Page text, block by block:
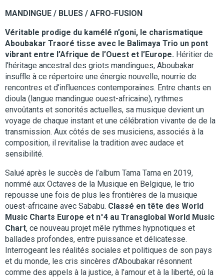
MANDINGUE / BLUES / AFRO-FUSION
Véritable prodige du kamélé n’goni, le charismatique
Aboubakar Traoré tisse avec le Balimaya Trio un pont
vibrant entre l’Afrique de l’Ouest et l’Europe. Héritier de
l’héritage ancestral des griots mandingues, Aboubakar
insuffle à ce répertoire une énergie nouvelle, nourrie de
rencontres et d’influences contemporaines. Entre chants en
dioula (langue mandingue ouest-africaine), rythmes
envoûtants et sonorités actuelles, sa musique devient un
voyage de chaque instant et une célébration vivante de de la
transmission. Aux côtés de ses musiciens, associés à la
composition, il revitalise la tradition avec audace et
sensibilité.
Salué après le succès de l’album Tama Tama en 2019,
nommé aux Octaves de la Musique en Belgique, le trio
repousse une fois de plus les frontières de la musique
ouest-africaine avec Sababu. Classé en tête des World
Music Charts Europe et n°4 au Transglobal World Music
Chart, ce nouveau projet mêle rythmes hypnotiques et
ballades profondes, entre puissance et délicatesse.
Interrogeant les réalités sociales et politiques de son pays
et du monde, les cris sincères d’Aboubakar résonnent
comme des appels à la justice, à l’amour et à la liberté, où la